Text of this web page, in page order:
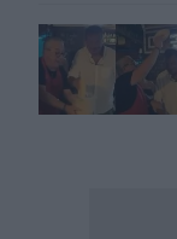
Ο Αταμάν σε